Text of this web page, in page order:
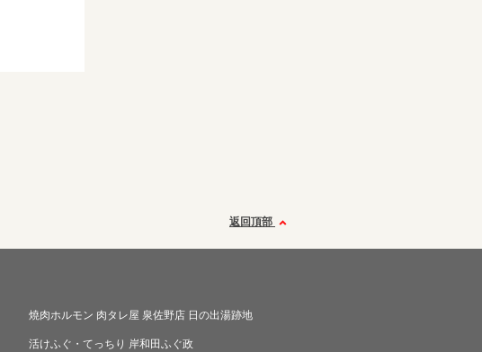
返回頂部
燒肉ホルモン 肉タレ屋 泉佐野店 日の出湯跡地
活けふぐ・てっちり 岸和田ふぐ政